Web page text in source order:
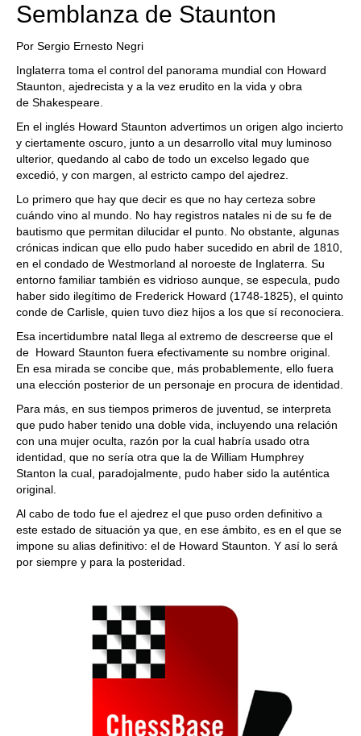
Semblanza de Staunton
Por Sergio Ernesto Negri
Inglaterra toma el control del panorama mundial con Howard
Staunton, ajedrecista y a la vez erudito en la vida y obra
de Shakespeare.
En el inglés Howard Staunton advertimos un origen algo incierto
y ciertamente oscuro, junto a un desarrollo vital muy luminoso
ulterior, quedando al cabo de todo un excelso legado que
excedió, y con margen, al estricto campo del ajedrez.
Lo primero que hay que decir es que no hay certeza sobre
cuándo vino al mundo. No hay registros natales ni de su fe de
bautismo que permitan dilucidar el punto. No obstante, algunas
crónicas indican que ello pudo haber sucedido en abril de 1810,
en el condado de Westmorland al noroeste de Inglaterra. Su
entorno familiar también es vidrioso aunque, se especula, pudo
haber sido ilegítimo de Frederick Howard (1748-1825), el quinto
conde de Carlisle, quien tuvo diez hijos a los que sí reconociera.
Esa incertidumbre natal llega al extremo de descreerse que el
de Howard Staunton fuera efectivamente su nombre original.
En esa mirada se concibe que, más probablemente, ello fuera
una elección posterior de un personaje en procura de identidad.
Para más, en sus tiempos primeros de juventud, se interpreta
que pudo haber tenido una doble vida, incluyendo una relación
con una mujer oculta, razón por la cual habría usado otra
identidad, que no sería otra que la de William Humphrey
Stanton la cual, paradojalmente, pudo haber sido la auténtica
original.
Al cabo de todo fue el ajedrez el que puso orden definitivo a
este estado de situación ya que, en ese ámbito, es en el que se
impone su alias definitivo: el de Howard Staunton. Y así lo será
por siempre y para la posteridad.